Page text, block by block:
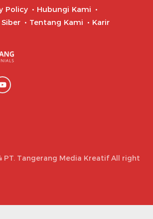
Policy
Hubungi Kami
Tentang Kami Karir
PT. Tangerang Media Kreatif All right